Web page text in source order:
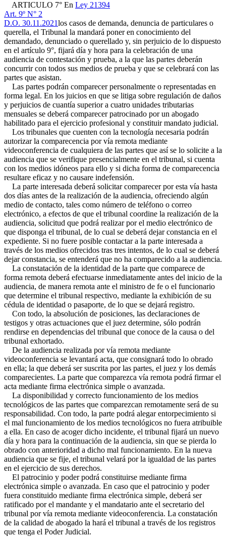
ARTICULO 7° En Ley 21394
Art. 9º N° 2
D.O. 30.11.2021los casos de demanda, denuncia de particulares o
querella, el Tribunal la mandará poner en conocimiento del
demandado, denunciado o querellado y, sin perjuicio de lo dispuesto
en el artículo 9°, fijará día y hora para la celebración de una
audiencia de contestación y prueba, a la que las partes deberán
concurrir con todos sus medios de prueba y que se celebrará con las
partes que asistan.
Las partes podrán comparecer personalmente o representadas en
forma legal. En los juicios en que se litiga sobre regulación de daños
y perjuicios de cuantía superior a cuatro unidades tributarias
mensuales se deberá comparecer patrocinado por un abogado
habilitado para el ejercicio profesional y constituir mandato judicial.
Los tribunales que cuenten con la tecnología necesaria podrán
autorizar la comparecencia por vía remota mediante
videoconferencia de cualquiera de las partes que así se lo solicite a la
audiencia que se verifique presencialmente en el tribunal, si cuenta
con los medios idóneos para ello y si dicha forma de comparecencia
resultare eficaz y no causare indefensión.
La parte interesada deberá solicitar comparecer por esta vía hasta
dos días antes de la realización de la audiencia, ofreciendo algún
medio de contacto, tales como número de teléfono o correo
electrónico, a efectos de que el tribunal coordine la realización de la
audiencia, solicitud que podrá realizar por el medio electrónico de
que disponga el tribunal, de lo cual se deberá dejar constancia en el
expediente. Si no fuere posible contactar a la parte interesada a
través de los medios ofrecidos tras tres intentos, de lo cual se deberá
dejar constancia, se entenderá que no ha comparecido a la audiencia.
La constatación de la identidad de la parte que comparece de
forma remota deberá efectuarse inmediatamente antes del inicio de la
audiencia, de manera remota ante el ministro de fe o el funcionario
que determine el tribunal respectivo, mediante la exhibición de su
cédula de identidad o pasaporte, de lo que se dejará registro.
Con todo, la absolución de posiciones, las declaraciones de
testigos y otras actuaciones que el juez determine, sólo podrán
rendirse en dependencias del tribunal que conoce de la causa o del
tribunal exhortado.
De la audiencia realizada por vía remota mediante
videoconferencia se levantará acta, que consignará todo lo obrado
en ella; la que deberá ser suscrita por las partes, el juez y los demás
comparecientes. La parte que comparezca vía remota podrá firmar el
acta mediante firma electrónica simple o avanzada.
La disponibilidad y correcto funcionamiento de los medios
tecnológicos de las partes que comparezcan remotamente será de su
responsabilidad. Con todo, la parte podrá alegar entorpecimiento si
el mal funcionamiento de los medios tecnológicos no fuera atribuible
a ella. En caso de acoger dicho incidente, el tribunal fijará un nuevo
día y hora para la continuación de la audiencia, sin que se pierda lo
obrado con anterioridad a dicho mal funcionamiento. En la nueva
audiencia que se fije, el tribunal velará por la igualdad de las partes
en el ejercicio de sus derechos.
El patrocinio y poder podrá constituirse mediante firma
electrónica simple o avanzada. En caso que el patrocinio y poder
fuera constituido mediante firma electrónica simple, deberá ser
ratificado por el mandante y el mandatario ante el secretario del
tribunal por vía remota mediante videoconferencia. La constatación
de la calidad de abogado la hará el tribunal a través de los registros
que tenga el Poder Judicial.